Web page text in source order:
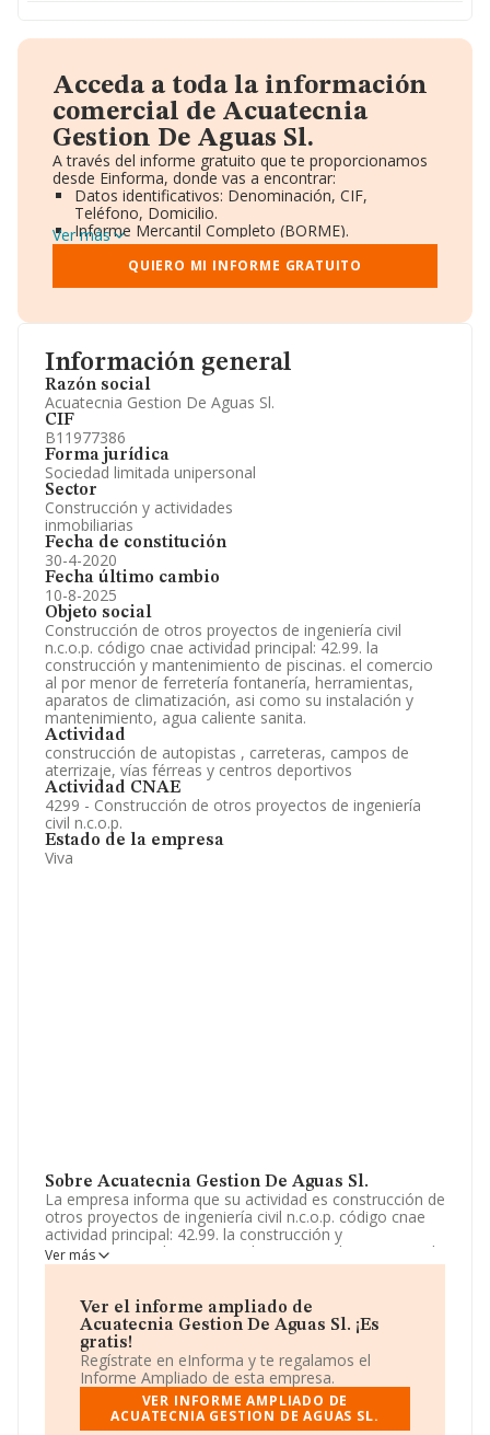
Información general
Razón social
Acuatecnia Gestion De Aguas Sl.
CIF
B11977386
Forma jurídica
Sociedad limitada unipersonal
Sector
Construcción y actividades
inmobiliarias
Fecha de constitución
30-4-2020
Fecha último cambio
10-8-2025
Objeto social
Construcción de otros proyectos de ingeniería civil
n.c.o.p. código cnae actividad principal: 42.99. la
construcción y mantenimiento de piscinas. el comercio
al por menor de ferretería fontanería, herramientas,
aparatos de climatización, asi como su instalación y
mantenimiento, agua caliente sanita.
Actividad
construcción de autopistas , carreteras, campos de
aterrizaje, vías férreas y centros deportivos
Actividad CNAE
4299 - Construcción de otros proyectos de ingeniería
civil n.c.o.p.
Estado de la empresa
Viva
Sobre Acuatecnia Gestion De Aguas Sl.
La empresa informa que su actividad es construcción de
otros proyectos de ingeniería civil n.c.o.p. código cnae
actividad principal: 42.99. la construcción y
mantenimiento de piscinas. el comercio al por menor de
ferretería fontanería, herramientas, aparatos de
agua caliente sanita. La empresa está registrada como
Sociedad Limitada. Clasifica su actividad CNAE como
'Construcción de otros proyectos de ingeniería civil
n.c.o.p.', código 4299. La sociedad no tiene actividad en
mercados exteriores.
Ha tenido un 17% más de empleados y teniendo en
cuenta la información a disposición de INFORMA, ha
Ver más
Ver el informe ampliado de
Acuatecnia Gestion De Aguas Sl. ¡Es
gratis!
Regístrate en eInforma y te regalamos el
Informe Ampliado de esta empresa.
VER INFORME AMPLIADO DE
ACUATECNIA GESTION DE AGUAS SL.
Acceda a toda la información
comercial de Acuatecnia
Gestion De Aguas Sl.
A través del informe gratuito que te proporcionamos
desde Einforma, donde vas a encontrar:
Datos identificativos: Denominación, CIF,
Teléfono, Domicilio.
Informe Mercantil Completo (BORME).
Gráficos de Evolución Ventas y Empleados.
Consejo de Administración y Administradores.
Directivos y Ejecutivos.
Información oficial y registral complementaria.
Ver más
QUIERO MI INFORME GRATUITO